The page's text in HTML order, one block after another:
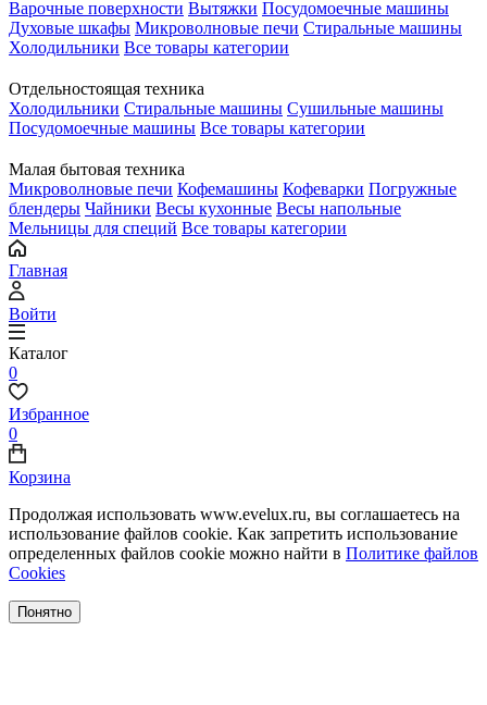
Варочные поверхности Вытяжки Посудомоечные машины
Духовые шкафы Микроволновые печи Стиральные машины
Холодильники Все товары категории
Отдельностоящая техника
Холодильники Стиральные машины Сушильные машины
Посудомоечные машины Все товары категории
Малая бытовая техника
Микроволновые печи Кофемашины Кофеварки Погружные
блендеры Чайники Весы кухонные Весы напольные
Мельницы для специй Все товары категории
Главная
Войти
Каталог
0
Избранное
0
Корзина
Продолжая использовать www.evelux.ru, вы соглашаетесь на
использование файлов cookie. Как запретить использование
определенных файлов cookie можно найти в Политике файлов
Cookies
Понятно